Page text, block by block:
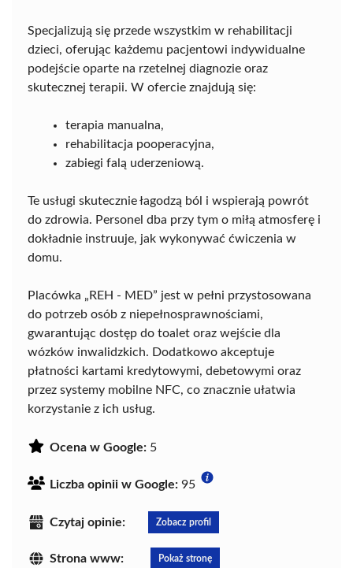
Specjalizują się przede wszystkim w rehabilitacji
dzieci, oferując każdemu pacjentowi indywidualne
podejście oparte na rzetelnej diagnozie oraz
skutecznej terapii. W ofercie znajdują się:
terapia manualna,
rehabilitacja pooperacyjna,
zabiegi falą uderzeniową.
Te usługi skutecznie łagodzą ból i wspierają powrót
do zdrowia. Personel dba przy tym o miłą atmosferę i
dokładnie instruuje, jak wykonywać ćwiczenia w
domu.
Placówka „REH - MED” jest w pełni przystosowana
do potrzeb osób z niepełnosprawnościami,
gwarantując dostęp do toalet oraz wejście dla
wózków inwalidzkich. Dodatkowo akceptuje
płatności kartami kredytowymi, debetowymi oraz
przez systemy mobilne NFC, co znacznie ułatwia
korzystanie z ich usług.
Ocena w Google: 5
Liczba opinii w Google: 95
Czytaj opinie: Zobacz profil
Strona www: Pokaż stronę